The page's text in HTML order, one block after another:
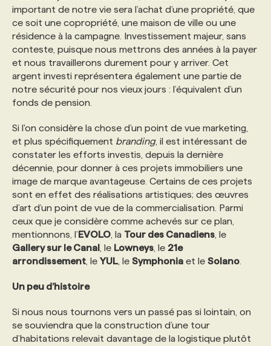
NOS TARIFS
PROGRAMMES DE SUBVENTIONS
ANNONCEZ AVEC NOUS
ANNONCEZ AVEC NOUS
important de notre vie sera l’achat d’une propriété, que
ce soit une copropriété, une maison de ville ou une
résidence à la campagne. Investissement majeur, sans
conteste, puisque nous mettrons des années à la payer
et nous travaillerons durement pour y arriver. Cet
argent investi représentera également une partie de
notre sécurité pour nos vieux jours : l’équivalent d’un
fonds de pension.
Si l'on considère la chose d’un point de vue marketing,
et plus spécifiquement branding, il est intéressant de
constater les efforts investis, depuis la dernière
décennie, pour donner à ces projets immobiliers une
image de marque avantageuse. Certains de ces projets
sont en effet des réalisations artistiques; des œuvres
d’art d’un point de vue de la commercialisation. Parmi
ceux que je considère comme achevés sur ce plan,
mentionnons, l’EVOLO , la Tour des Canadiens , le
Gallery sur le Canal , le Lowneys , le 21e
arrondissement , le YUL, le Symphonia et le Solano
Un peu d’histoire
Si nous nous tournons vers un passé pas si lointain, on
se souviendra que la construction d’une tour
d’habitations relevait davantage de la logistique plutôt